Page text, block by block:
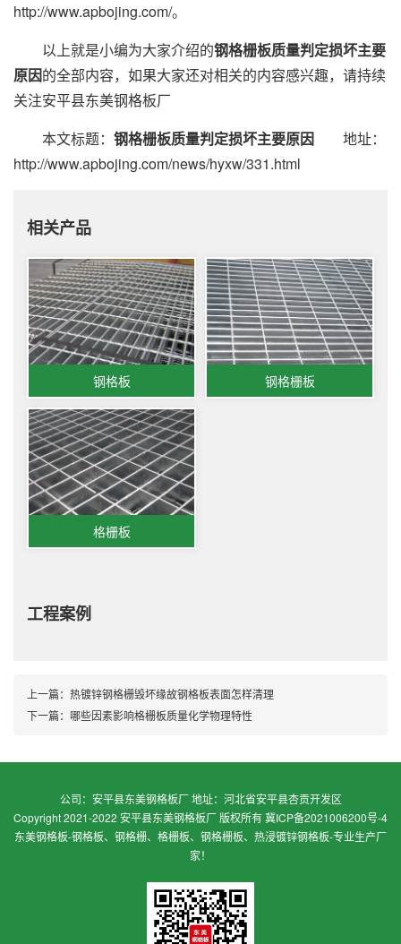
http://www.apbojing.com/。
以上就是小编为大家介绍的钢格栅板质量判定损坏主要
原因的全部内容，如果大家还对相关的内容感兴趣，请持续
关注安平县东美钢格板厂
本文标题： 钢格栅板质量判定损坏主要原因 地址：
http://www.apbojing.com/news/hyxw/331.html
相关产品
钢格板 钢格栅板
格栅板
工程案例
上一篇： 热镀锌钢格栅毁坏缘故钢格板表面怎样清理
下一篇： 哪些因素影响格栅板质量化学物理特性
公司：安平县东美钢格板厂 地址：河北省安平县杏贡开发区
Copyright 2021-2022 安平县东美钢格板厂 版权所有冀ICP备2021006200号-4
东美钢格板-钢格板、钢格栅、格栅板、钢格栅板、热浸镀锌钢格板-专业生产厂
家！